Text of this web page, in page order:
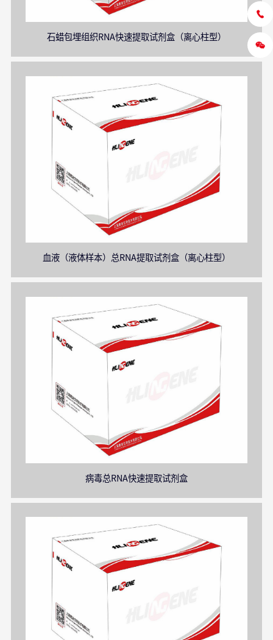
石蜡包埋组织RNA快速提取试剂盒（离心柱型）
血液（液体样本）总RNA提取试剂盒（离心柱型）
病毒总RNA快速提取试剂盒